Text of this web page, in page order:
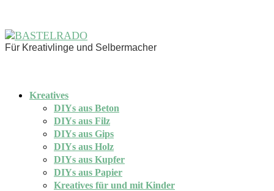
Für Kreativlinge und Selbermacher
Kreatives
DIYs aus Beton
DIYs aus Filz
DIYs aus Gips
DIYs aus Holz
DIYs aus Kupfer
DIYs aus Papier
Kreatives für und mit Kinder